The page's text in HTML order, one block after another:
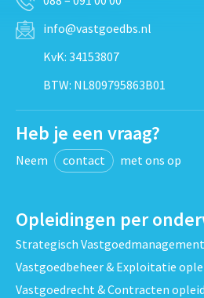
info@vastgoedbs.nl
KvK: 34153807
BTW: NL809795863B01
Heb je een vraag?
Neem contact met ons op
Opleidingen per
Strategisch
Vastgoedbeheer & Exploitatie
Vastgoedrecht & Contracten